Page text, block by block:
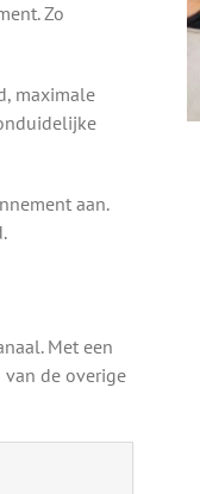
Zo
maximale
aan.
Met een
de overige